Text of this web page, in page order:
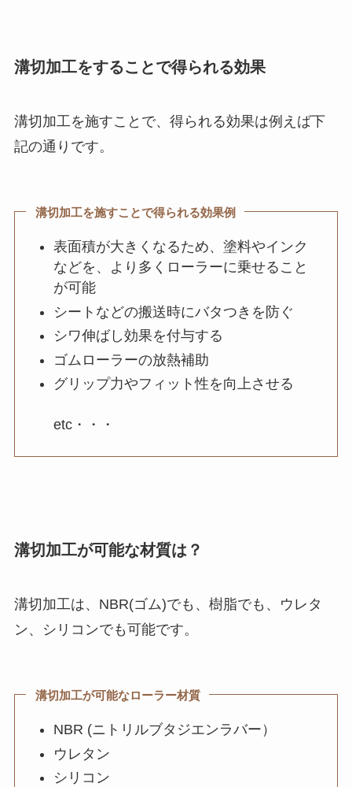
溝切加工をすることで得られる効果
溝切加工を施すことで、得られる効果は例えば下
記の通りです。
溝切加工を施すことで得られる効果例
表面積が大きくなるため、塗料やインク
などを、より多くローラーに乗せること
が可能
シートなどの搬送時にバタつきを防ぐ
シワ伸ばし効果を付与する
ゴムローラーの放熱補助
グリップ力やフィット性を向上させる
etc・・・
溝切加工が可能な材質は？
溝切加工は、 NBR(ゴム)でも、樹脂でも、ウレタ
ン、シリコンでも可能です。
溝切加工が可能なローラー材質
NBR (ニトリルブタジエンラバー）
ウレタン
シリコン